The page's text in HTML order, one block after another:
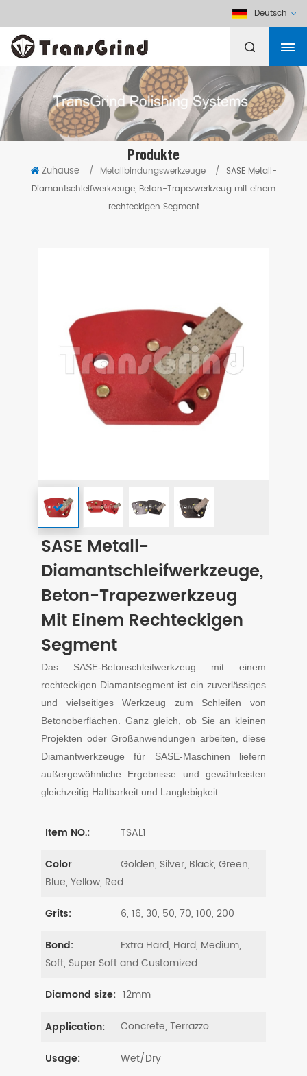
Deutsch
Produkte
Zuhause / Metallbindungswerkzeuge / SASE Metall-
Diamantschleifwerkzeuge, Beton-Trapezwerkzeug mit einem
rechteckigen Segment
SASE Metall-
Diamantschleifwerkzeuge,
Beton-Trapezwerkzeug
Mit Einem Rechteckigen
Segment
Das SASE-Betonschleifwerkzeug mit einem
rechteckigen Diamantsegment ist ein zuverlässiges
und vielseitiges Werkzeug zum Schleifen von
Betonoberflächen. Ganz gleich, ob Sie an kleinen
Projekten oder Großanwendungen arbeiten, diese
Diamantwerkzeuge für SASE-Maschinen liefern
außergewöhnliche Ergebnisse und gewährleisten
gleichzeitig Haltbarkeit und Langlebigkeit.
Item NO.: TSAL1
Color
Golden, Silver, Black, Green,
Blue, Yellow, Red
Grits: 6, 16, 30, 50, 70, 100, 200
Bond:
Extra Hard, Hard, Medium,
Soft, Super Soft and Customized
Diamond size: 12mm
Application: Concrete, Terrazzo
Usage: Wet/Dry